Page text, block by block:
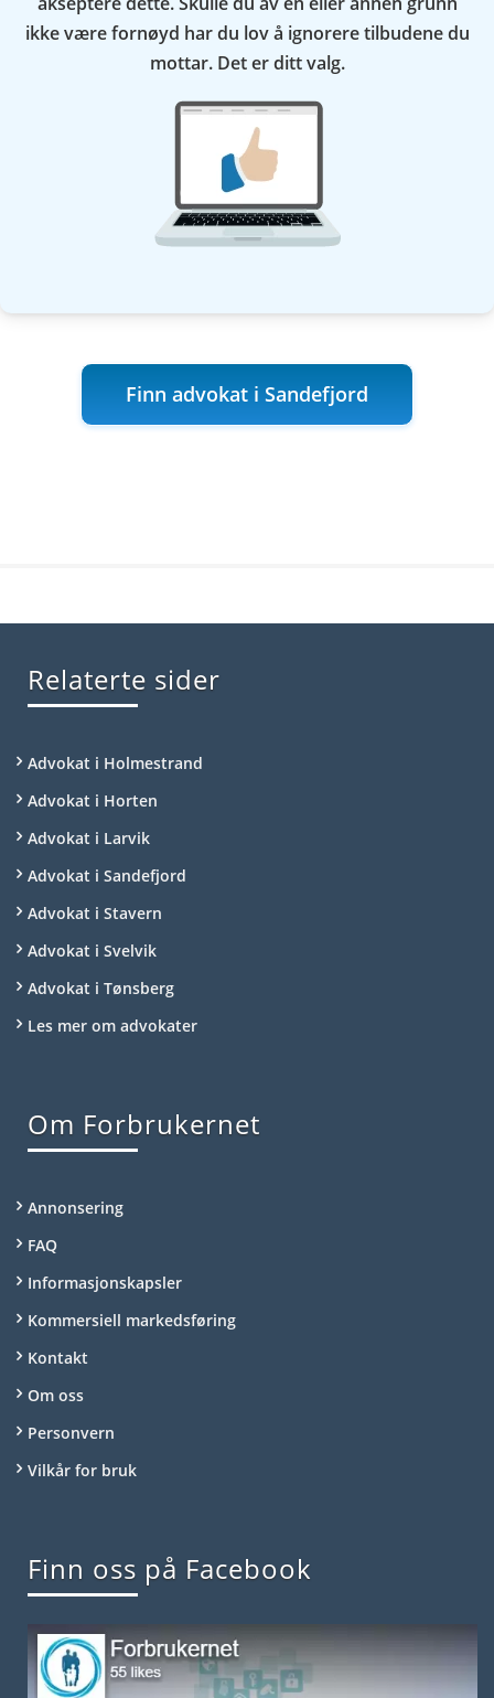
ikke være fornøyd har du lov å ignorere tilbudene du
mottar. Det er ditt valg.
Finn advokat i Sandefjord
Relaterte sider
Advokat i Holmestrand
Advokat i Horten
Advokat i Larvik
Advokat i Sandefjord
Advokat i Stavern
Advokat i Svelvik
Advokat i Tønsberg
Les mer om advokater
Om Forbrukernet
Annonsering
FAQ
Informasjonskapsler
Kommersiell markedsføring
Kontakt
Om oss
Personvern
Vilkår for bruk
Finn oss på Facebook